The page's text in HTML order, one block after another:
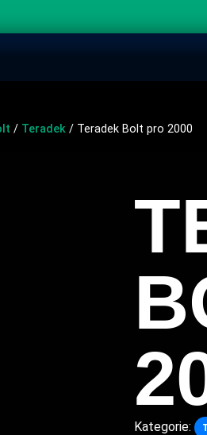
/ Teradek / Teradek Bolt pro 2000
Kategorie: